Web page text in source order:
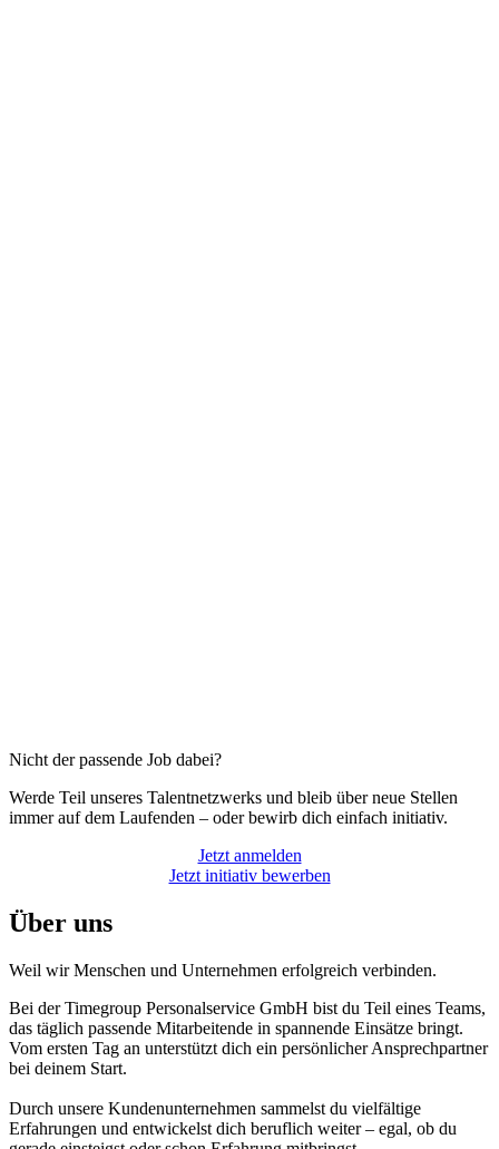
Nicht der passende Job dabei?
Werde Teil unseres Talentnetzwerks und bleib über neue Stellen
immer auf dem Laufenden – oder bewirb dich einfach initiativ.
Jetzt anmelden
Jetzt initiativ bewerben
Über uns
Weil wir Menschen und Unternehmen erfolgreich verbinden.
Bei der Timegroup Personalservice GmbH bist du Teil eines Teams,
das täglich passende Mitarbeitende in spannende Einsätze bringt.
Vom ersten Tag an unterstützt dich ein persönlicher Ansprechpartner
bei deinem Start.
Durch unsere Kundenunternehmen sammelst du vielfältige
Erfahrungen und entwickelst dich beruflich weiter – egal, ob du